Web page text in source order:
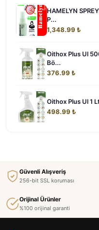
HAMELYN
P...
1,348.99 ₺
Oithox Plus Ul
Bö...
376.99 ₺
Oithox Plus Ul 1
498.99 ₺
Güvenli Alışveriş
256-bit SSL koruması
Orijinal Ürünler
%100 orijinal garanti